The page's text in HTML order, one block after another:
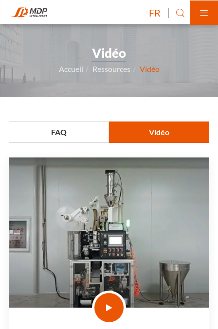
FR  
Vidéo
Accueil Ressources Vidéo
FAQ Vidéo